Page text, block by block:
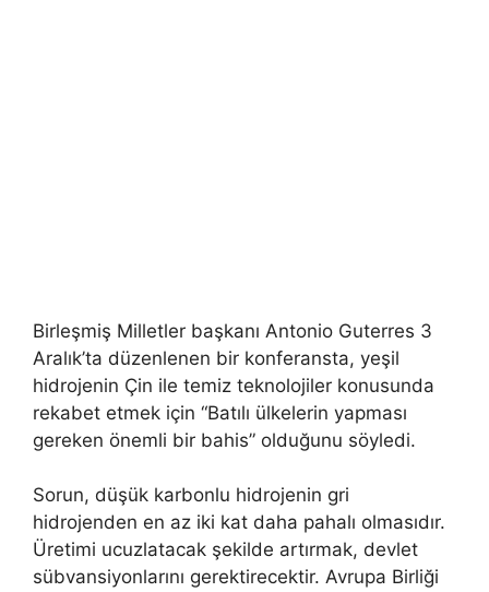
Birleşmiş Milletler başkanı Antonio Guterres 3
Aralık’ta düzenlenen bir konferansta, yeşil
hidrojenin Çin ile temiz teknolojiler konusunda
rekabet etmek için “Batılı ülkelerin yapması
gereken önemli bir bahis” olduğunu söyledi.
Sorun, düşük karbonlu hidrojenin gri
hidrojenden en az iki kat daha pahalı olmasıdır.
Üretimi ucuzlatacak şekilde artırmak, devlet
sübvansiyonlarını gerektirecektir. Avrupa Birliği